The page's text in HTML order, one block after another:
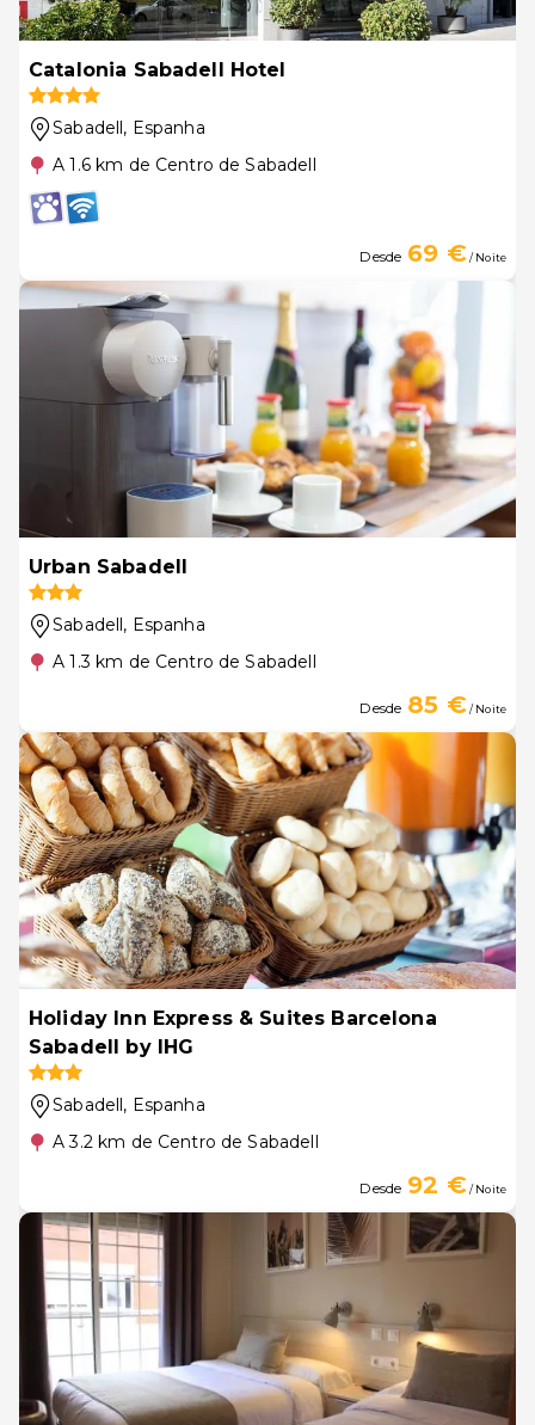
Catalonia Sabadell Hotel
Sabadell, Espanha
A 1.6 km de Centro de Sabadell
Desde 69 €/ Noite
Urban Sabadell
Sabadell, Espanha
A 1.3 km de Centro de Sabadell
Desde 85 €/ Noite
Holiday Inn Express & Suites Barcelona
Sabadell by IHG
Sabadell, Espanha
A 3.2 km de Centro de Sabadell
Desde 92 €/ Noite